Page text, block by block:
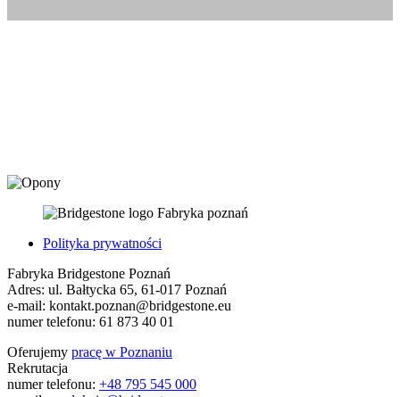
Fabryka poznań
Polityka prywatności
Fabryka Bridgestone Poznań
Adres: ul. Bałtycka 65, 61-017 Poznań
e-mail: kontakt.poznan@bridgestone.eu
numer telefonu: 61 873 40 01
Oferujemy pracę w Poznaniu
Rekrutacja
numer telefonu: +48 795 545 000